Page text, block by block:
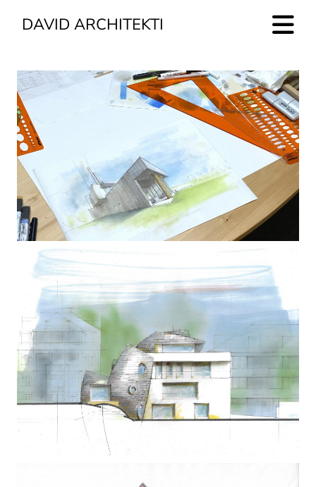
DAVID ARCHITEKTI